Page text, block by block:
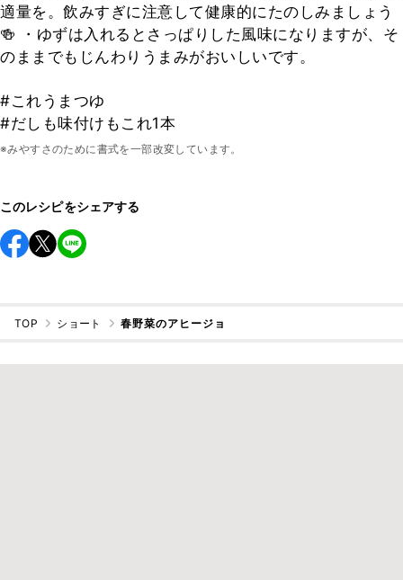
適量を。飲みすぎに注意して健康的にたのしみましょう
🍻 ・ゆずは入れるとさっぱりした風味になりますが、そ
のままでもじんわりうまみがおいしいです。
#これうまつゆ
#だしも味付けもこれ1本
※みやすさのために書式を一部改変しています。
このレシピをシェアする
TOP ショート 春野菜のアヒージョ